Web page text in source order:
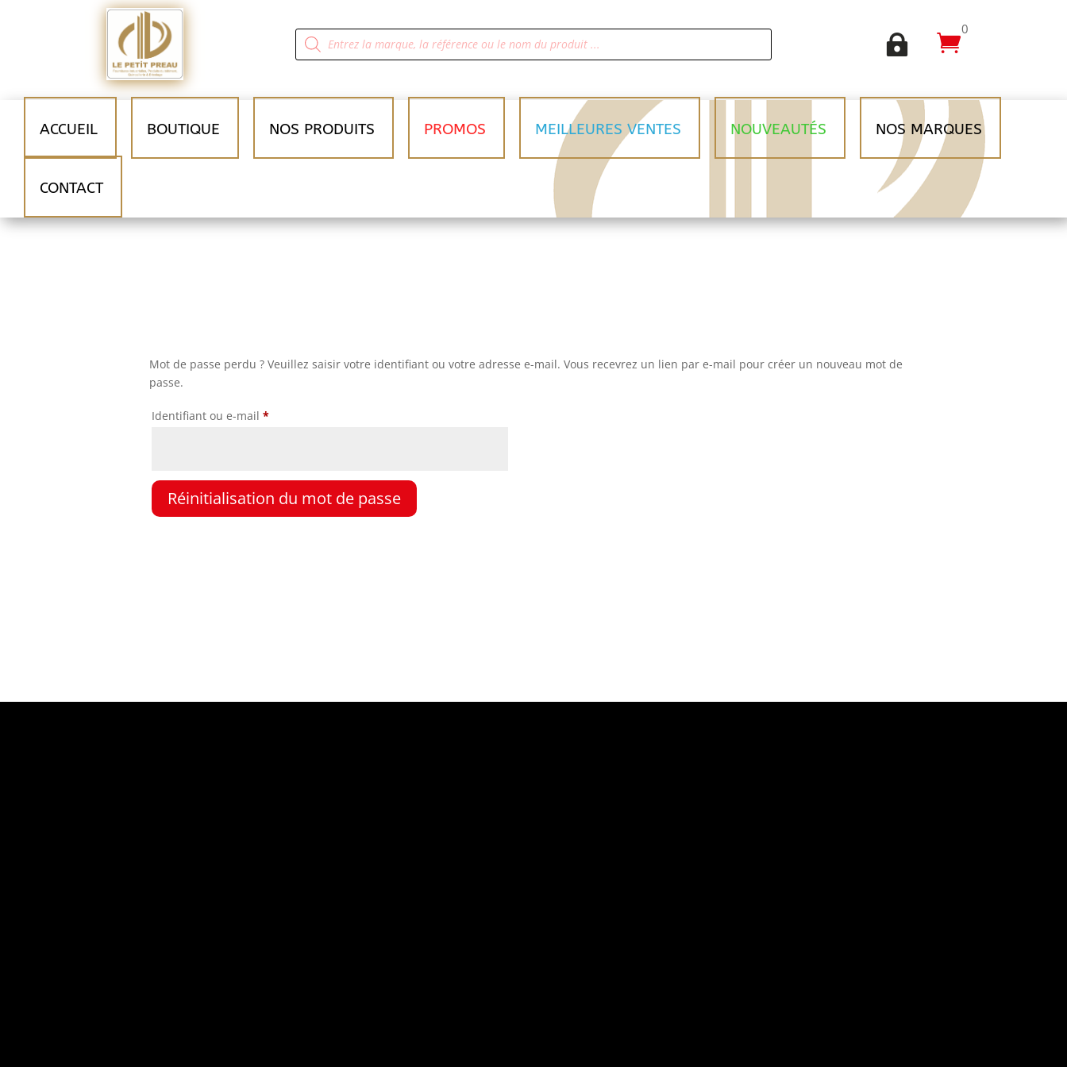
Recherche
de
produits  
0
ACCUEIL BOUTIQUE NOS PRODUITS PROMOS MEILLEURES VENTES NOUVEAUTÉS NOS MARQUES
CONTACT
Mot de passe perdu ? Veuillez saisir votre identifiant ou votre adresse e-mail. Vous recevrez un lien par e-mail pour créer un nouveau mot de
passe.
Identifiant ou e-mail*Obligatoire
Réinitialisation du mot de passe